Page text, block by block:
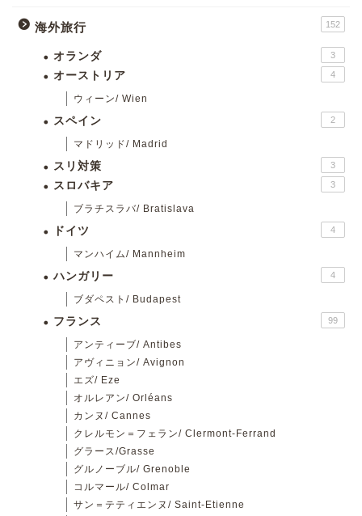
海外旅行 152
オランダ 3
オーストリア 4
ウィーン/ Wien
スペイン 2
マドリッド/ Madrid
スリ対策 3
スロバキア 3
ブラチスラバ/ Bratislava
ドイツ 4
マンハイム/ Mannheim
ハンガリー 4
ブダペスト/ Budapest
フランス 99
アンティーブ/ Antibes
アヴィニョン/ Avignon
エズ/ Eze
オルレアン/ Orléans
カンヌ/ Cannes
クレルモン＝フェラン/ Clermont-Ferrand
グラース/Grasse
グルノーブル/ Grenoble
コルマール/ Colmar
サン＝テティエンヌ/ Saint-Etienne